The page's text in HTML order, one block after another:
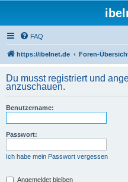
FAQ
https://ibelnet.de Foren-
Du musst registriert und
anzuschauen.
Benutzername:
Passwort:
Ich habe mein Passwort vergessen
Angemeldet bleiben